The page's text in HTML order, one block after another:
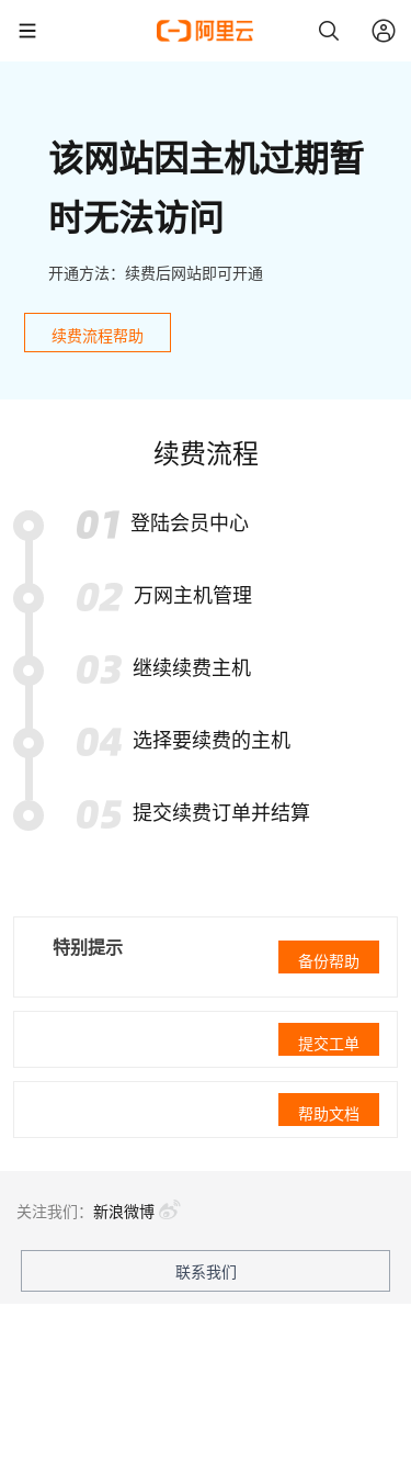
该网站因主机过期暂
时无法访问
开通方法：续费后网站即可开通
续费流程帮助
续费流程
登陆会员中心
万网主机管理
继续续费主机
选择要续费的主机
提交续费订单并结算
特别提示
备份帮助
提交工单
帮助文档